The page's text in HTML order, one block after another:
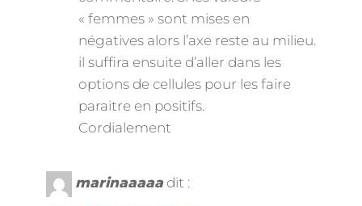
« femmes » sont mises en
négatives alors l’axe reste au milieu.
il suffira ensuite d’aller dans les
options de cellules pour les faire
paraitre en positifs.
Cordialement
marinaaaaa dit :